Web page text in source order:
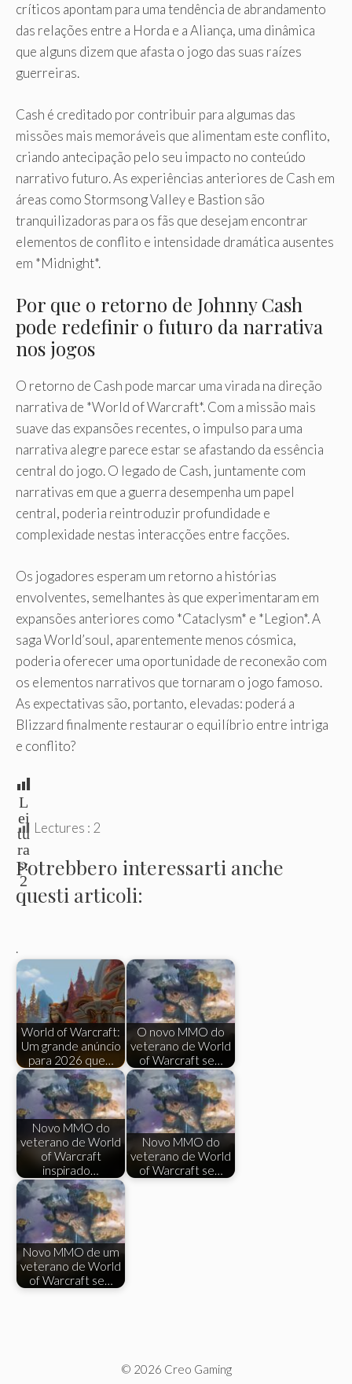
críticos apontam para uma tendência de abrandamento
das relações entre a Horda e a Aliança, uma dinâmica
que alguns dizem que afasta o jogo das suas raízes
guerreiras.
Cash é creditado por contribuir para algumas das
missões mais memoráveis ​​que alimentam este conflito,
criando antecipação pelo seu impacto no conteúdo
narrativo futuro. As experiências anteriores de Cash em
áreas como Stormsong Valley e Bastion são
tranquilizadoras para os fãs que desejam encontrar
elementos de conflito e intensidade dramática ausentes
em *Midnight*.
Por que o retorno de Johnny Cash
pode redefinir o futuro da narrativa
nos jogos
O retorno de Cash pode marcar uma virada na direção
narrativa de *World of Warcraft*. Com a missão mais
suave das expansões recentes, o impulso para uma
narrativa alegre parece estar se afastando da essência
central do jogo. O legado de Cash, juntamente com
narrativas em que a guerra desempenha um papel
central, poderia reintroduzir profundidade e
complexidade nestas interacções entre facções.
Os jogadores esperam um retorno a histórias
envolventes, semelhantes às que experimentaram em
expansões anteriores como *Cataclysm* e *Legion*. A
saga World’soul, aparentemente menos cósmica,
poderia oferecer uma oportunidade de reconexão com
os elementos narrativos que tornaram o jogo famoso.
As expectativas são, portanto, elevadas: poderá a
Blizzard finalmente restaurar o equilíbrio entre intriga
e conflito?
L
ei
tu
ra
s:
2
Lectures : 2
Potrebbero interessarti anche
questi articoli:
.
World of Warcraft:
Um grande anúncio
para 2026 que…
O novo MMO do
veterano de World
of Warcraft se…
Novo MMO do
veterano de World
of Warcraft
inspirado…
Novo MMO do
veterano de World
of Warcraft se…
Novo MMO de um
veterano de World
of Warcraft se…
© 2026 Creo Gaming